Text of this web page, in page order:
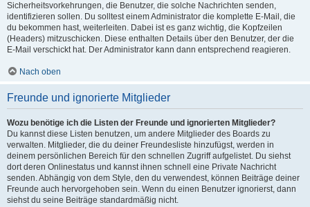
Sicherheitsvorkehrungen, die Benutzer, die solche Nachrichten senden,
identifizieren sollen. Du solltest einem Administrator die komplette E-Mail, die
du bekommen hast, weiterleiten. Dabei ist es ganz wichtig, die Kopfzeilen
(Headers) mitzuschicken. Diese enthalten Details über den Benutzer, der die
E-Mail verschickt hat. Der Administrator kann dann entsprechend reagieren.
Nach oben
Freunde und ignorierte Mitglieder
Wozu benötige ich die Listen der Freunde und ignorierten Mitglieder?
Du kannst diese Listen benutzen, um andere Mitglieder des Boards zu
verwalten. Mitglieder, die du deiner Freundesliste hinzufügst, werden in
deinem persönlichen Bereich für den schnellen Zugriff aufgelistet. Du siehst
dort deren Onlinestatus und kannst ihnen schnell eine Private Nachricht
senden. Abhängig von dem Style, den du verwendest, können Beiträge deiner
Freunde auch hervorgehoben sein. Wenn du einen Benutzer ignorierst, dann
siehst du seine Beiträge standardmäßig nicht.